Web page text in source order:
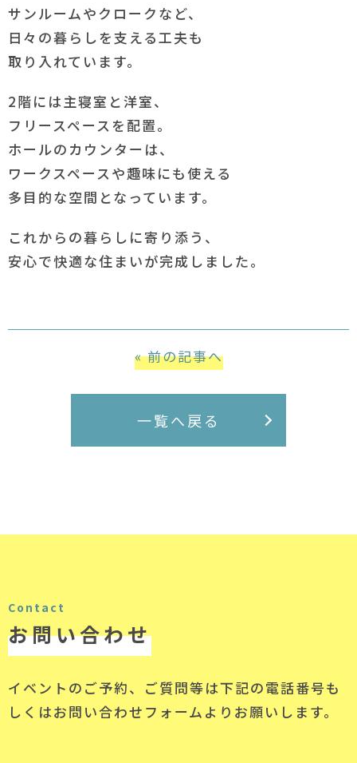
サンルームやクロークなど、
日々の暮らしを支える工夫も
取り入れています。
2階には主寝室と洋室、
フリースペースを配置。
ホールのカウンターは、
ワークスペースや趣味にも使える
多目的な空間となっています。
これからの暮らしに寄り添う、
安心で快適な住まいが完成しました。
« 前の記事へ
一覧へ戻る
Contact
お問い合わせ
イベントのご予約、ご質問等は下記の電話番号も
しくはお問い合わせフォームよりお願いします。